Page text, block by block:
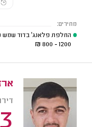
מחירים:
החלפת פלאנג' בדוד שמש
1200 - 800
₪